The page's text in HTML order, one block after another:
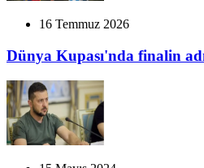
16 Temmuz 2026
Dünya Kupası'nda finalin